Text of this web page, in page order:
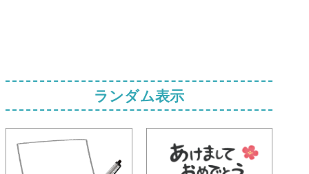
ランダム表示